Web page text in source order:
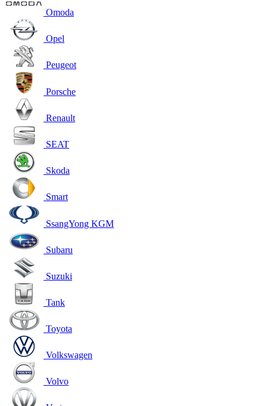
Omoda
Opel
Peugeot
Porsche
Renault
SEAT
Skoda
Smart
SsangYong KGM
Subaru
Suzuki
Tank
Toyota
Volkswagen
Volvo